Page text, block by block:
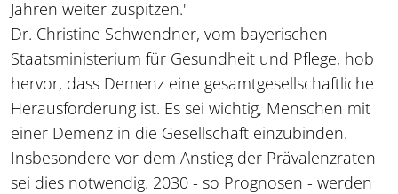
Jahren weiter zuspitzen."
Dr. Christine Schwendner, vom bayerischen
Staatsministerium für Gesundheit und Pflege, hob
hervor, dass Demenz eine gesamtgesellschaftliche
Herausforderung ist. Es sei wichtig, Menschen mit
einer Demenz in die Gesellschaft einzubinden.
Insbesondere vor dem Anstieg der Prävalenzraten
sei dies notwendig. 2030 - so Prognosen - werden